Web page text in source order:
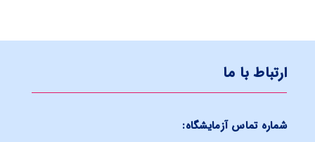
ارتباط با ما
شماره تماس آزمایشگاه: